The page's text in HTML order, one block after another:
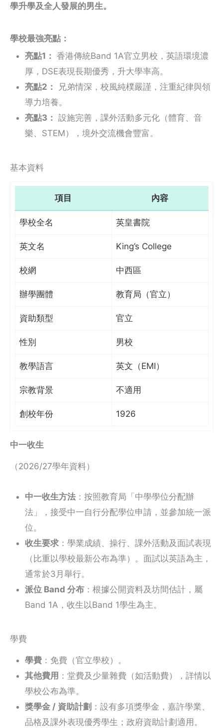
學升學及全人發展的男生。
學校最強亮點：
亮點1： 香港傳統Band 1A官立男校，英語環境濃
厚，DSE表現長期優秀，升大學率高。
亮點2：
兄弟情深，校風純樸嚴謹，注重紀律與領
導力培養。
亮點3： 設施完善，課外活動多元化（體育、音
樂、STEM），境外交流機會豐富。
基本資料
項目 內容
學校全名 英皇書院
英文名 King’s College
校網 中西區
辦學團體 教育局（官立）
資助類型 官立
性別 男校
教學語言 英文（EMI）
宗教背景 不適用
創校年份 1926
中一收生
（2026/27學年資料）
中一收生方法 ：按照教育局「中學學位分配辦
法」，接受中一自行分配學位申請，並參加統一派
位。
收生要求 ：學業成績、操行、課外活動及面試表現
（比重以學校最新公布為準）。面試以英語為主，
通常於3月舉行。
派位 Band 分布 ：根據公開資料及坊間估計，屬
Band 1A，收生以Band 1學生為主。
學費
學費 ：免費（官立學校）。
其他費用 ：堂費及少量雜費（如活動費），詳情以
學校公布為準。
獎學金 / 資助計劃 ：設有多項獎學金，嘉許學業、
品格及課外表現優秀學生；政府資助計劃適用。